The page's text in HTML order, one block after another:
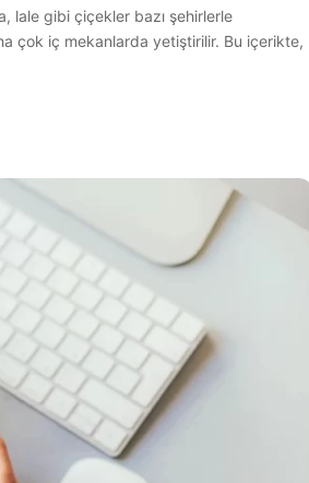
lale gibi çiçekler bazı şehirlerle
çok iç mekanlarda yetiştirilir. Bu içerikte,